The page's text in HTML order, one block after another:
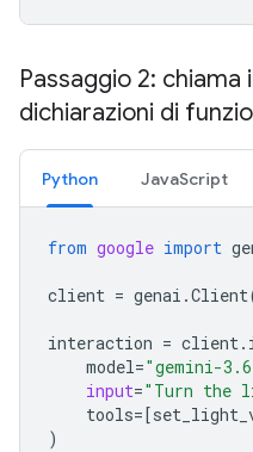
Passaggio 2: chiama
dichiarazioni di
Python JavaScript
from google import
client = genai .Client
interaction = client.
model="gemini-
input="Turn the
tools= [
)